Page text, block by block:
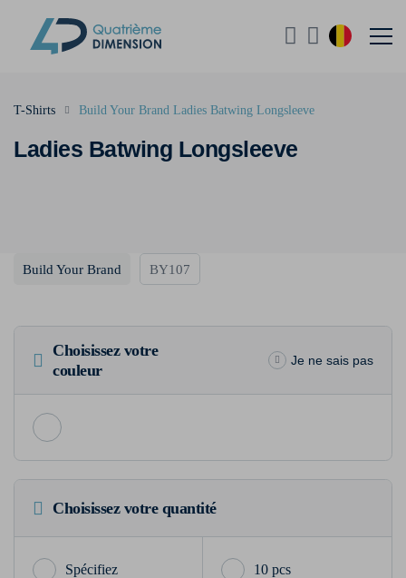
Ladies Batwing Longsleeve
T-Shirts Build Your Brand Ladies Batwing Longsleeve
Build Your Brand BY107
Choisissez votre
couleur
Je ne sais pas
Choisissez votre quantité
10 pcs